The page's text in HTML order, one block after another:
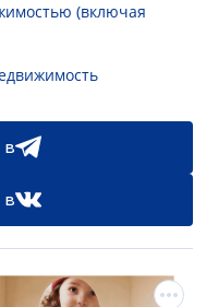
(включая
в
в